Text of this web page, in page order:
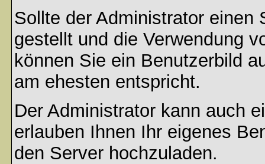
Sollte der Administrator einen
gestellt und die Verwendung
können Sie ein Benutzerbild
am ehesten entspricht.
Der Administrator kann auch
erlauben Ihnen Ihr eigenes
den Server hochzuladen.